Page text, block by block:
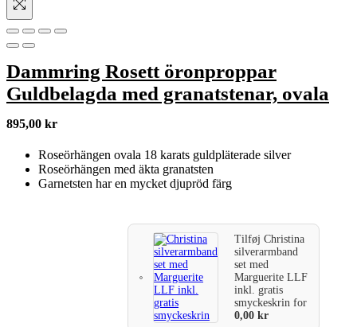
Dammring Rosett öronproppar
Guldbelagda med granatstenar, ovala
895,00 kr
Roseörhängen ovala 18 karats guldpläterade silver
Roseörhängen med äkta granatsten
Garnetsten har en mycket djupröd färg
TilføjChristina
silverarmband
set med
Marguerite LLF
inkl. gratis
smyckeskrinfor
0,00kr